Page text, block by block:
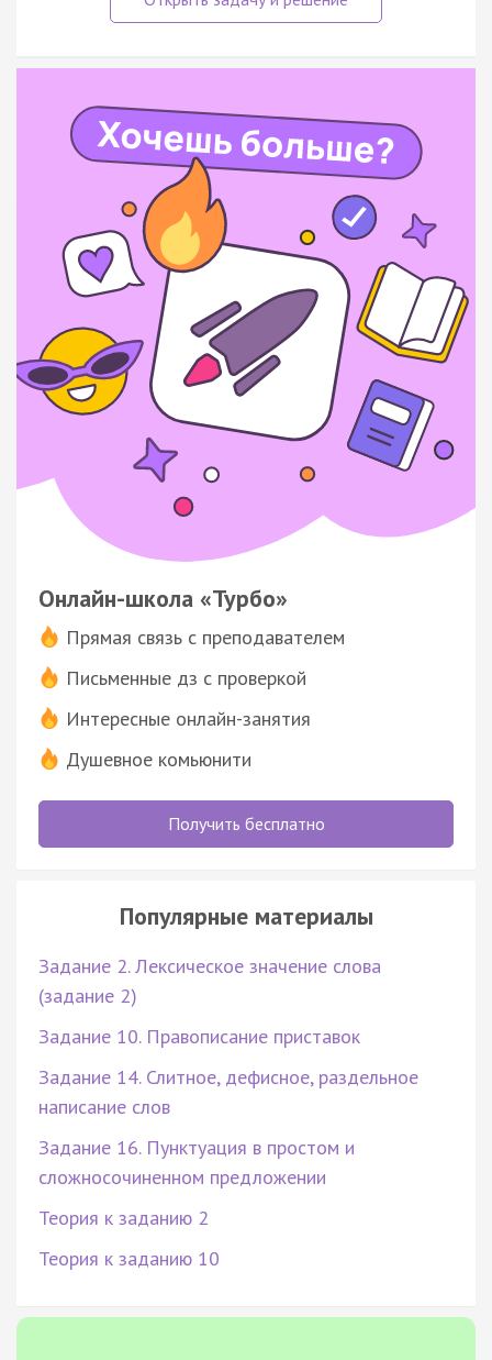
Онлайн-школа «Турбо»
Прямая связь с преподавателем
Письменные дз с проверкой
Интересные онлайн-занятия
Душевное комьюнити
Получить бесплатно
Популярные материалы
Задание 2. Лексическое значение слова
(задание 2)
Задание 10. Правописание приставок
Задание 14. Слитное, дефисное, раздельное
написание слов
Задание 16. Пунктуация в простом и
сложносочиненном предложении
Теория к заданию 2
Теория к заданию 10